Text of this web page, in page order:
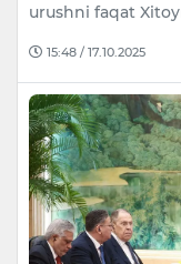
urushni faqat
15:48 / 17.10.2025